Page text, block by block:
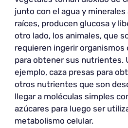
junto con el agua y
raíces, producen glucosa y
otro lado, los animales, que
requieren ingerir organismos
para obtener sus nutrientes.
ejemplo, caza presas para
otros nutrientes que son
llegar a moléculas simples
azúcares para luego ser
metabolismo celular.